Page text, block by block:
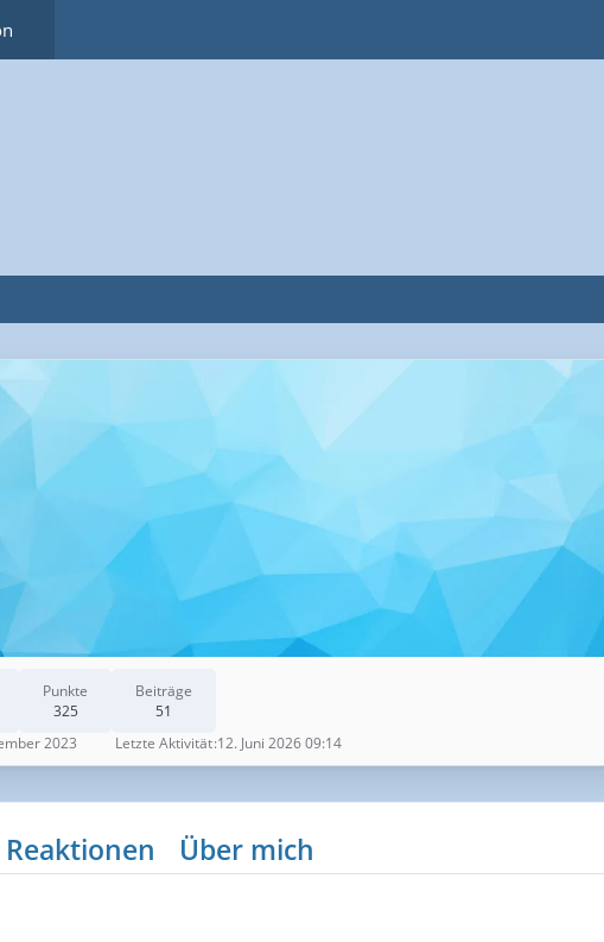
Punkte
325
Beiträge
51
2023 Letzte Aktivität 12. Juni 2026 09:14
Reaktionen Über mich